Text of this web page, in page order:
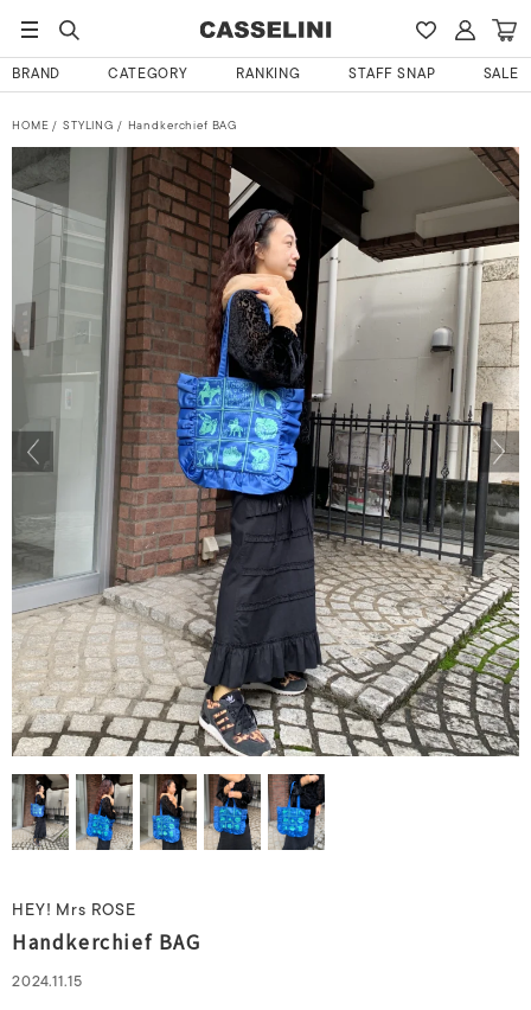
BRAND CATEGORY RANKING STAFF SNAP SALE
HOME STYLING Handkerchief BAG
HEY! Mrs ROSE
Handkerchief BAG
2024.11.15